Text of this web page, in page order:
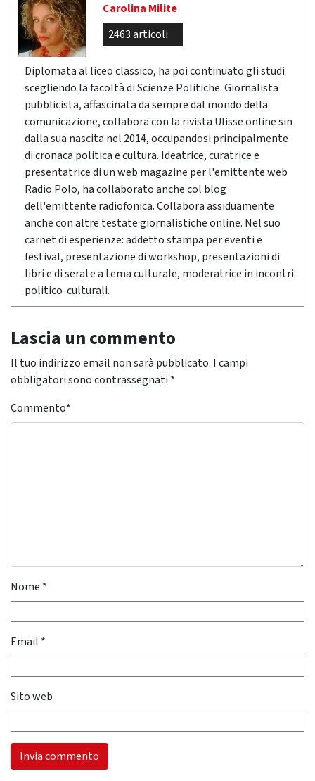
Carolina Milite
2463 articoli
Diplomata al liceo classico, ha poi continuato gli studi
scegliendo la facoltà di Scienze Politiche. Giornalista
pubblicista, affascinata da sempre dal mondo della
comunicazione, collabora con la rivista Ulisse online sin
dalla sua nascita nel 2014, occupandosi principalmente
di cronaca politica e cultura. Ideatrice, curatrice e
presentatrice di un web magazine per l'emittente web
Radio Polo, ha collaborato anche col blog
dell'emittente radiofonica. Collabora assiduamente
anche con altre testate giornalistiche online. Nel suo
carnet di esperienze: addetto stampa per eventi e
festival, presentazione di workshop, presentazioni di
libri e di serate a tema culturale, moderatrice in incontri
politico-culturali.
Lascia un commento
Il tuo indirizzo email non sarà pubblicato. I campi
obbligatori sono contrassegnati *
Commento*
Nome *
Email *
Sito web